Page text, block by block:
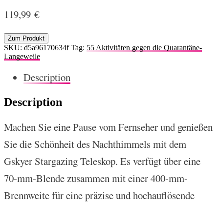
119,99 €
Zum Produkt
SKU: d5a96170634f Tag: 55 Aktivitäten gegen die Quarantäne-
Langeweile
Description
Description
Machen Sie eine Pause vom Fernseher und genießen
Sie die Schönheit des Nachthimmels mit dem
Gskyer Stargazing Teleskop. Es verfügt über eine
70-mm-Blende zusammen mit einer 400-mm-
Brennweite für eine präzise und hochauflösende